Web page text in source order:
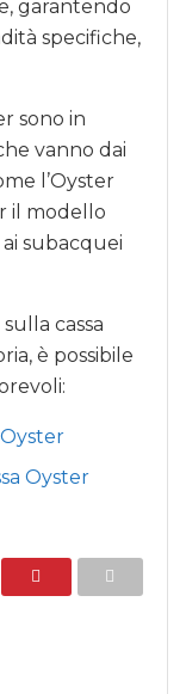
garantendo
specifiche,
sono in
vanno dai
l’Oyster
il modello
subacquei
cassa
è possibile
Oyster
Oyster